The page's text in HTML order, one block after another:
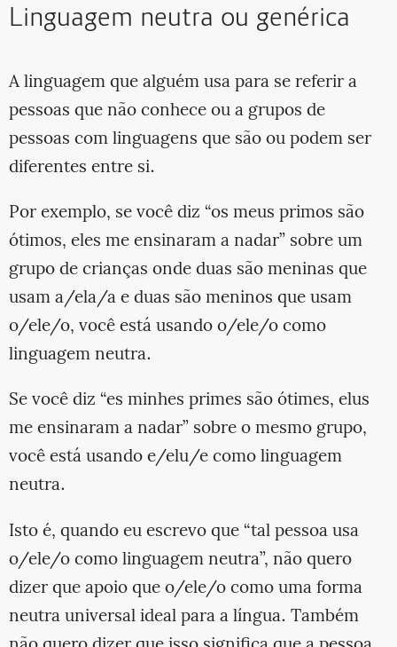
Linguagem neutra ou genérica
A linguagem que alguém usa para se referir a
pessoas que não conhece ou a grupos de
pessoas com linguagens que são ou podem ser
diferentes entre si.
Por exemplo, se você diz “os meus primos são
ótimos, eles me ensinaram a nadar” sobre um
grupo de crianças onde duas são meninas que
usam a/ela/a e duas são meninos que usam
o/ele/o, você está usando o/ele/o como
linguagem neutra.
Se você diz “es minhes primes são ótimes, elus
me ensinaram a nadar” sobre o mesmo grupo,
você está usando e/elu/e como linguagem
neutra.
Isto é, quando eu escrevo que “tal pessoa usa
o/ele/o como linguagem neutra”, não quero
dizer que apoio que o/ele/o como uma forma
neutra universal ideal para a língua. Também